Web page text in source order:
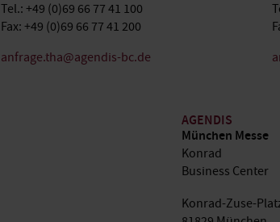
Tel.: +49 (0)69 66 77 41 100
Fax: +49 (0)69 66 77 41 200
anfrage.tha@agendis-bc.de
AGENDIS
München Messe
Konrad
Business Center
Konrad-Zuse-